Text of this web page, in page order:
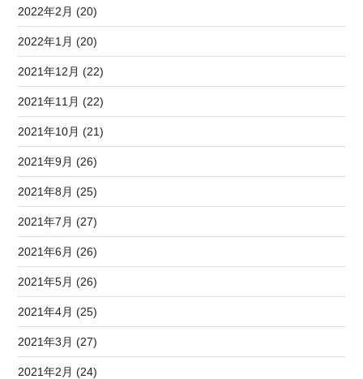
2022年2月 (20)
2022年1月 (20)
2021年12月 (22)
2021年11月 (22)
2021年10月 (21)
2021年9月 (26)
2021年8月 (25)
2021年7月 (27)
2021年6月 (26)
2021年5月 (26)
2021年4月 (25)
2021年3月 (27)
2021年2月 (24)